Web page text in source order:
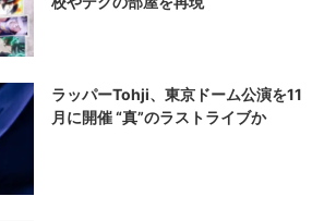
ラッパーTohji、東京ドーム公演を11
月に開催 “真”のラストライブか